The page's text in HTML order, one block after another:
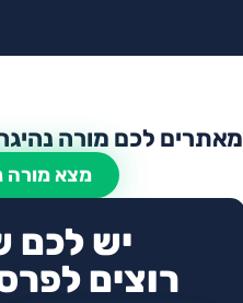
מאתרים לכם מורה
מצא מורה
יש לכם
רוצים